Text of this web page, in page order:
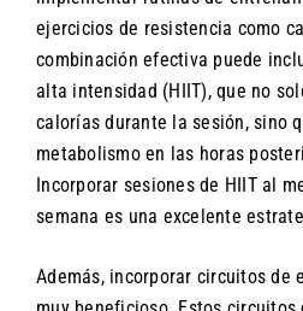
ejercicios de resistencia como
combinación efectiva puede
alta intensidad (HIIT), que no
calorías durante la sesión, sino
metabolismo en las horas
Incorporar sesiones de HIIT al
semana es una excelente
Además, incorporar circuitos de